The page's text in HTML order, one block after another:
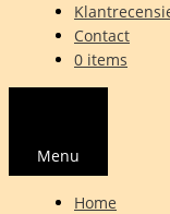
Contact
0 items
Menu
Home